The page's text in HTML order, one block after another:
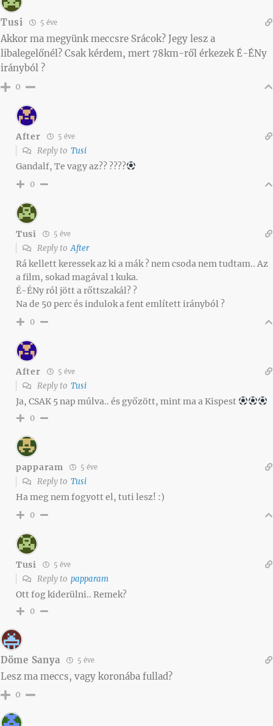
Tusi 5 éve
Akkor ma megyünk meccsre Srácok? Jegy lesz a
libalegelőnél? Csak kérdem, mert 78km-ről érkezek É-ÉNy
irányból ?
0
After 5 éve
Reply to Tusi
Gandalf, Te vagy az?? ????
0
Tusi 5 éve
Reply toAfter
Rá kellett keressek az ki a mák ? nem csoda nem tudtam.. Az
a film, sokad magával 1 kuka.
É-ÉNy ról jött a rőttszakál? ?
Na de 50 perc és indulok a fent említett irányból ?
0
After 5 éve
Reply to Tusi
Ja, CSAK 5 nap múlva.. és győzött, mint ma a Kispest
0
papparam 5 éve
Reply to Tusi
Ha meg nem fogyott el, tuti lesz! :)
0
Tusi 5 éve
Reply to papparam
Ott fog kiderülni.. Remek?
0
Döme Sanya 5 éve
Lesz ma meccs, vagy koronába fullad?
0